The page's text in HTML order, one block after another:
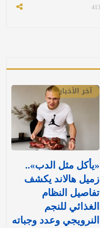
آخر الأخبار
«يأكل مثل الدب»..
زميل هالاند يكشف
تفاصيل النظام
الغذائي للنجم
النرويجي وعدد وجباته